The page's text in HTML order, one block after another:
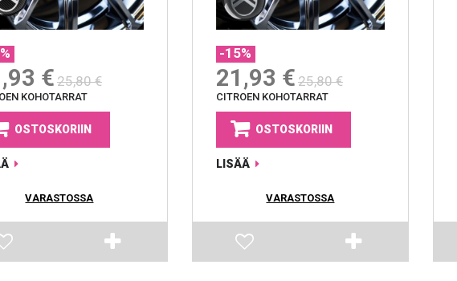
€ 25,80 €
KOHOTARRAT
OSTOSKORIIN
VARASTOSSA
-15%
21,93 € 25,80 €
CITROEN KOHOTARRAT
OSTOSKORIIN
LISÄÄ
VARASTOSSA